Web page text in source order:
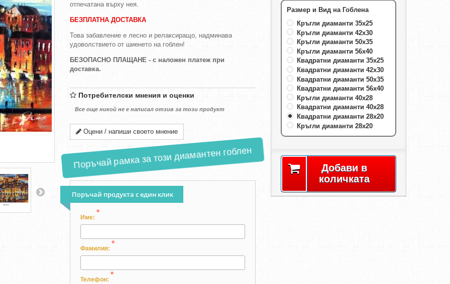
отпечатана върху нея.
БЕЗПЛАТНА ДОСТАВКА
Това забавление е лесно и релаксиращо, надминава
удоволствието от шиенето на гоблен!
БЕЗОПАСНО ПЛАЩАНЕ - с наложен платеж при
доставка.
Потребителски мнения и оценки
Все още никой не е написал отзив за този продукт
Оцени / напиши своето мнение
Поръчай рамка за този диамантен гоблен
Поръчай продукта с един клик
Име:
*
Фамилия:
*
Телефон:
*
Размер и Вид на Гоблена
Кръгли диаманти 35х25
Кръгли диаманти 42х30
Кръгли диаманти 50х35
Кръгли диаманти 56х40
Квадратни диаманти 35х25
Квадратни диаманти 42х30
Квадратни диаманти 50х35
Квадратни диаманти 56х40
Кръгли диаманти 40х28
Квадратни диаманти 40х28
Квадратни диаманти 28х20
Кръгли диаманти 28х20
Добави в
количката